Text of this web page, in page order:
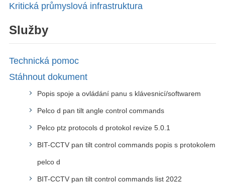
Kritická průmyslová infrastruktura
Služby
Technická pomoc
Stáhnout dokument
Popis spoje a ovládání panu s klávesnicí/softwarem
Pelco d pan tilt angle control commands
Pelco ptz protocols d protokol revize 5.0.1
BIT-CCTV pan tilt control commands popis s protokolem
pelco d
BIT-CCTV pan tilt control commands list 2022